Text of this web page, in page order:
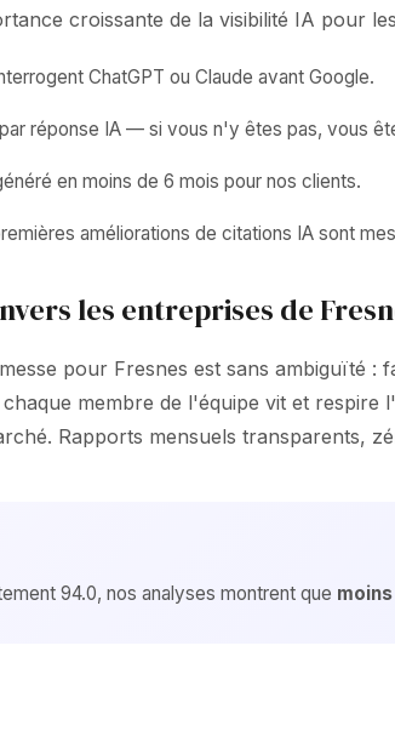
croissante de la visibilité IA pour
ChatGPT ou Claude avant Google.
réponse IA — si vous n'y êtes pas, vous
en moins de 6 mois pour nos clients.
améliorations de citations IA sont
les entreprises de
pour Fresnes est sans ambiguïté
membre de l'équipe vit et
Rapports mensuels transparents,
94.0, nos analyses montrent que